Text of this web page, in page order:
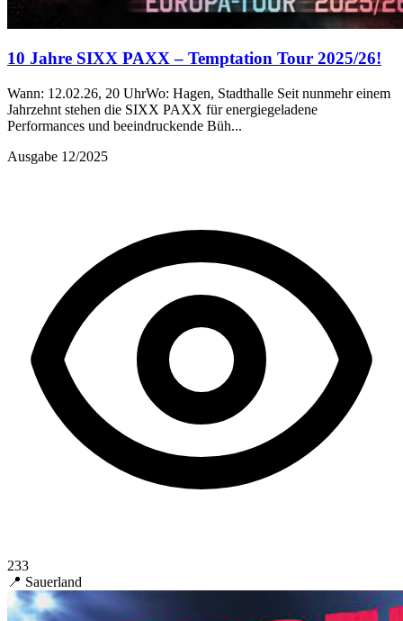
10 Jahre SIXX PAXX – Temptation Tour 2025/26!
Wann: 12.02.26, 20 UhrWo: Hagen, Stadthalle Seit nunmehr einem
Jahrzehnt stehen die SIXX PAXX für energiegeladene
Performances und beeindruckende Büh...
Ausgabe 12/2025
233
📍 Sauerland